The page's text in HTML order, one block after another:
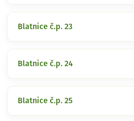
Blatnice č.p. 23
Blatnice č.p. 24
Blatnice č.p. 25